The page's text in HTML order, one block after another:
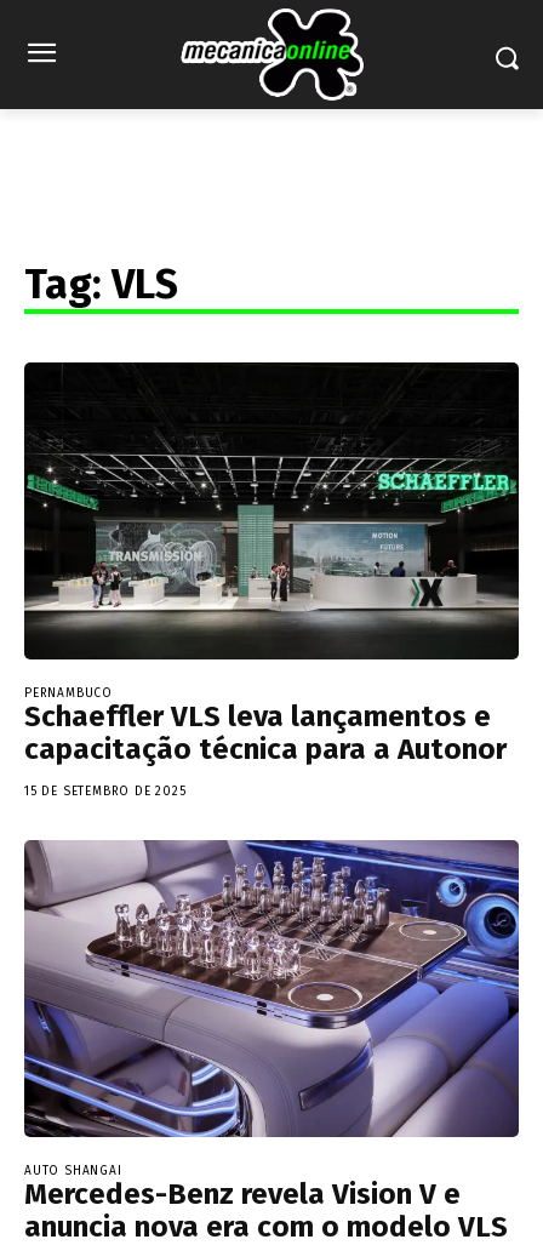
Tag:VLS
PERNAMBUCO
Schaeffler VLS leva lançamentos e
capacitação técnica para a Autonor
15 DE SETEMBRO DE 2025
AUTO SHANGAI
Mercedes-Benz revela Vision V e
anuncia nova era com o modelo VLS